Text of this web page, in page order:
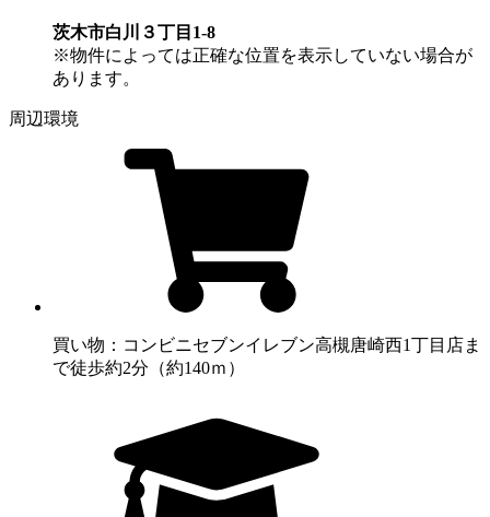
茨木市白川３丁目1-8
※物件によっては正確な位置を表示していない場合が
あります。
周辺環境
買い物：コンビニセブンイレブン高槻唐崎西1丁目店ま
で徒歩約2分（約140ｍ）